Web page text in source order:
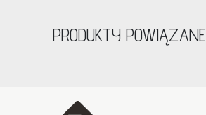
PRODUKTY POWIĄZANE